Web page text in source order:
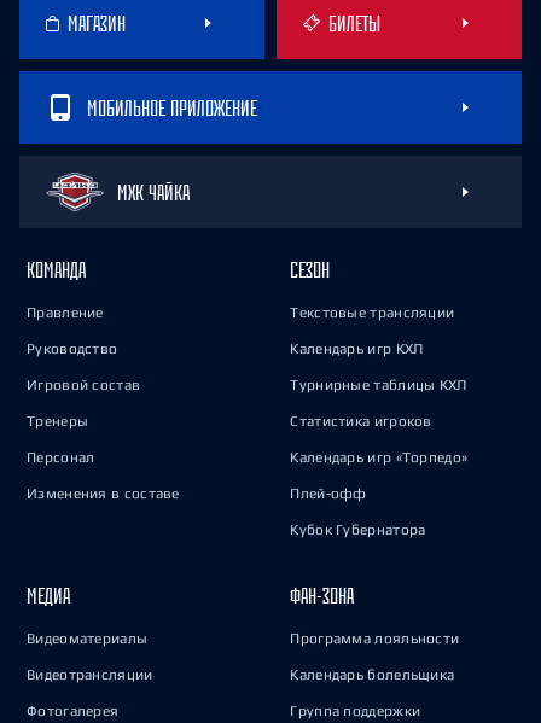
МАГАЗИН БИЛЕТЫ
МОБИЛЬНОЕ ПРИЛОЖЕНИЕ
МХК ЧАЙКА
КОМАНДА
Правление
Руководство
Игровой состав
Тренеры
Персонал
Изменения в составе
СЕЗОН
Текстовые трансляции
Календарь игр КХЛ
Турнирные таблицы КХЛ
Статистика игроков
Календарь игр «Торпедо»
Плей-офф
Кубок Губернатора
МЕДИА
Видеоматериалы
Видеотрансляции
Фотогалерея
ФАН-ЗОНА
Программа лояльности
Календарь болельщика
Группа поддержки